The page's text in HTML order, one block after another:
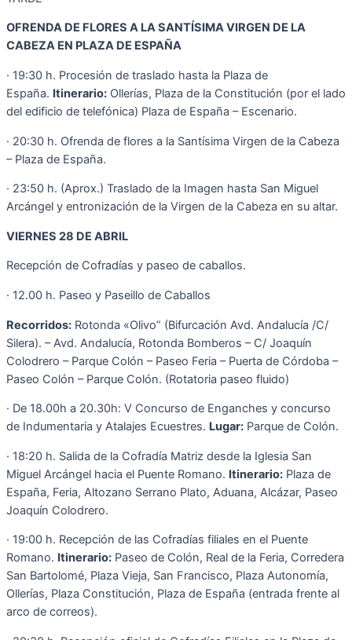
OFRENDA DE FLORES A LA SANTÍSIMA VIRGEN DE LA
CABEZA EN PLAZA DE ESPAÑA
· 19:30 h. Procesión de traslado hasta la Plaza de
España. Itinerario: Ollerías, Plaza de la Constitución (por el lado
del edificio de telefónica) Plaza de España – Escenario.
· 20:30 h. Ofrenda de flores a la Santísima Virgen de la Cabeza
– Plaza de España.
· 23:50 h. (Aprox.) Traslado de la Imagen hasta San Miguel
Arcángel y entronización de la Virgen de la Cabeza en su altar.
VIERNES 28 DE ABRIL
Recepción de Cofradías y paseo de caballos.
· 12.00 h. Paseo y Paseillo de Caballos
Recorridos: Rotonda «Olivo” (Bifurcación Avd. Andalucía /C/
Silera). – Avd. Andalucía, Rotonda Bomberos – C/ Joaquín
Colodrero – Parque Colón – Paseo Feria – Puerta de Córdoba –
Paseo Colón – Parque Colón. (Rotatoria paseo fluido)
· De 18.00h a 20.30h: V Concurso de Enganches y concurso
de Indumentaria y Atalajes Ecuestres. Lugar: Parque de Colón.
· 18:20 h. Salida de la Cofradía Matriz desde la Iglesia San
Miguel Arcángel hacia el Puente Romano. Itinerario: Plaza de
España, Feria, Altozano Serrano Plato, Aduana, Alcázar, Paseo
Joaquín Colodrero.
· 19:00 h. Recepción de las Cofradías filiales en el Puente
Romano. Itinerario: Paseo de Colón, Real de la Feria, Corredera
San Bartolomé, Plaza Vieja, San Francisco, Plaza Autonomía,
Ollerías, Plaza Constitución, Plaza de España (entrada frente al
arco de correos).